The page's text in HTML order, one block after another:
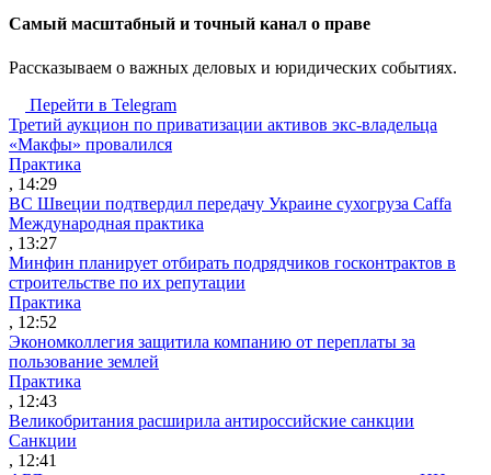
Cамый масштабный и точный канал о праве
Рассказываем о важных деловых и юридических событиях.
Перейти в Telegram
Третий аукцион по приватизации активов экс-владельца
«Макфы» провалился
Практика
, 14:29
ВС Швеции подтвердил передачу Украине сухогруза Caffa
Международная практика
, 13:27
Минфин планирует отбирать подрядчиков госконтрактов в
строительстве по их репутации
Практика
, 12:52
Экономколлегия защитила компанию от переплаты за
пользование землей
Практика
, 12:43
Великобритания расширила антироссийские санкции
Санкции
, 12:41